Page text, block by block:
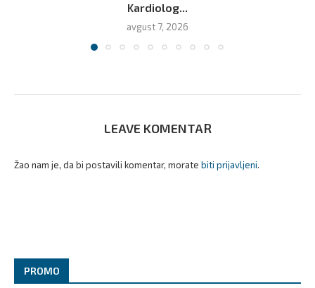
Kardiolog...
avgust 7, 2026
LEAVE KOMENTAR
Žao nam je, da bi postavili komentar, morate biti prijavljeni.
PROMO